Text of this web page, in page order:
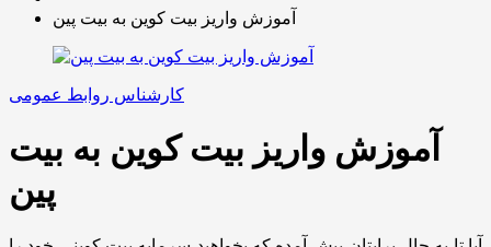
آموزش واریز بیت کوین به بیت پین
کارشناس روابط عمومی
آموزش واریز بیت کوین به بیت
پین